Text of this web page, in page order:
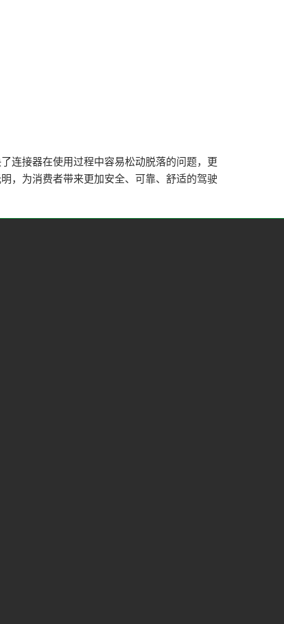
连接器在使用过程中容易松动脱落的问题，更
，为消费者带来更加安全、可靠、舒适的驾驶